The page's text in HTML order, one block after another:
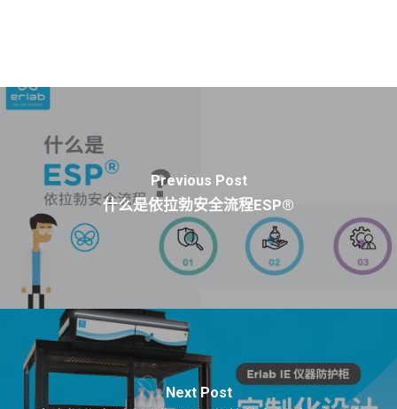
Previous Post
什么是依拉勃安全流程ESP®
Next Post